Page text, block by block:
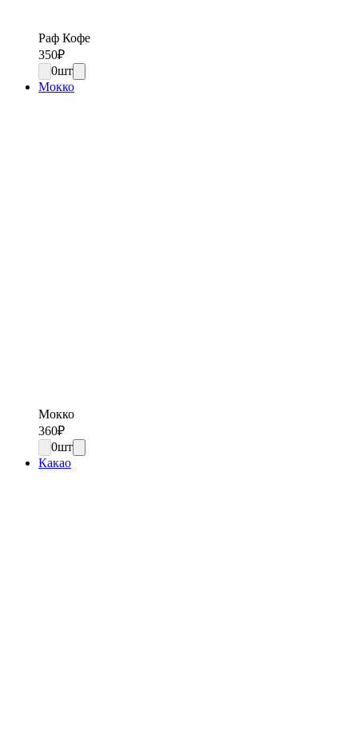
Раф Кофе
350₽
0шт
Мокко
Мокко
360₽
0шт
Какао